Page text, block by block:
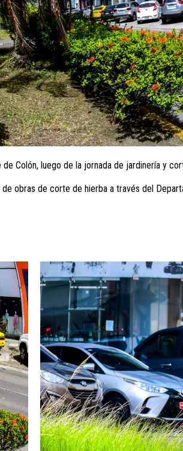
Colón, luego de la jornada de jardinería y
obras de corte de hierba a través del